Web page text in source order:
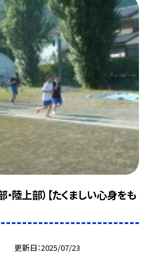
・陸上部）【たくましい心身をも
更新日 2025/07/23